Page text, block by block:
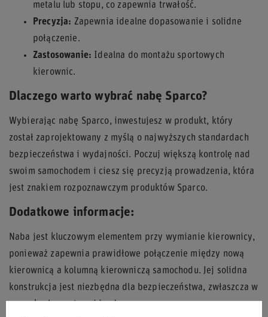
metalu lub stopu, co zapewnia trwałość.
Precyzja: Zapewnia idealne dopasowanie i solidne
połączenie.
Zastosowanie: Idealna do montażu sportowych
kierownic.
Dlaczego warto wybrać nabę Sparco?
Wybierając nabę Sparco, inwestujesz w produkt, który
został zaprojektowany z myślą o najwyższych standardach
bezpieczeństwa i wydajności. Poczuj większą kontrolę nad
swoim samochodem i ciesz się precyzją prowadzenia, która
jest znakiem rozpoznawczym produktów Sparco.
Dodatkowe informacje:
Naba jest kluczowym elementem przy wymianie kierownicy,
ponieważ zapewnia prawidłowe połączenie między nową
kierownicą a kolumną kierowniczą samochodu. Jej solidna
konstrukcja jest niezbędna dla bezpieczeństwa, zwłaszcza w
warunkach sportowej jazdy.